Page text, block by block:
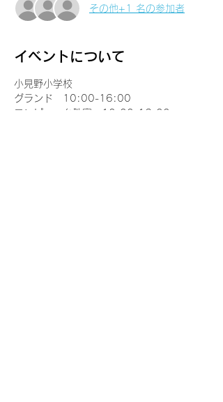
その他+1 名の参加者
イベントについて
小見野小学校
グランド　10:00-16:00
コンピュータ教室　10:00-16:00